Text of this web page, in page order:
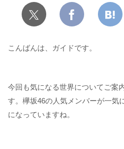
こんばんは、ガイドです。
今回も気になる世界についてご案
す。欅坂46の人気メンバーが一気
になっていますね。